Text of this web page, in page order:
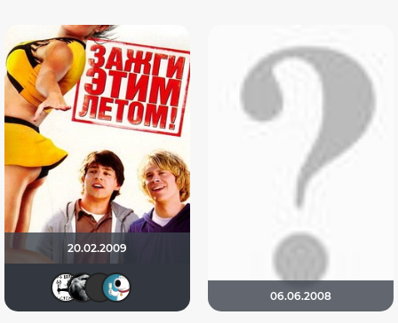
20.02.2009
19Soldier78
Dimasta_White_star
06.06.2008